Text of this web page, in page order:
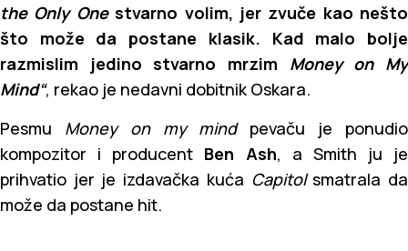
the Only Onestvarno volim, jer zvuče kao nešto
što može da postane klasik. Kad malo bolje
razmislim jedino stvarno mrzim Money on My
Mind“, rekao je nedavni dobitnik Oskara.
Pesmu Money on my mindpevaču je ponudio
kompozitor i producent Ben Ash, a Smith ju je
prihvatio jer je izdavačka kuća Capitolsmatrala da
može da postane hit.